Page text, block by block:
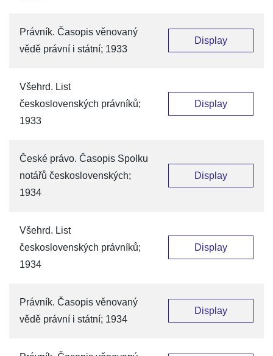
Právník. Časopis věnovaný
vědě právní i státní; 1933
Display
Všehrd. List
československých právníků;
1933
Display
České právo. Časopis Spolku
notářů československých;
1934
Display
Všehrd. List
československých právníků;
1934
Display
Právník. Časopis věnovaný
vědě právní i státní; 1934
Display